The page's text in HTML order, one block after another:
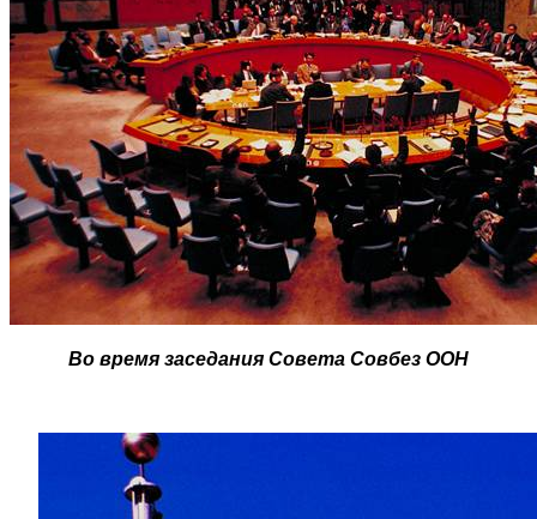
Во время заседания Совета Совбез ООН